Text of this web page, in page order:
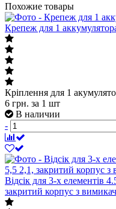
Похожие товары
Крепеж для 1
Кріплення для 1
6 грн. за 1 шт
В наличии
-
Відсік для 3-х елементів
закритий корпус з